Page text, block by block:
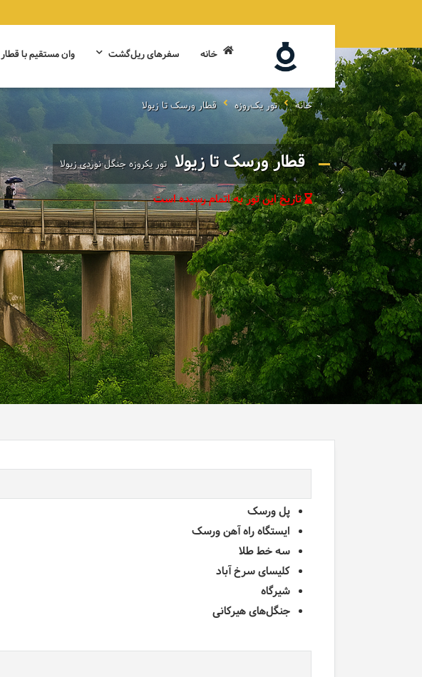
خانه سفرهای ریل‌گشت وان مستقیم با قطار
خانه تور یک‌روزه قطار ورسک تا زیولا
قطار ورسک تا زیولا تور یکروزه جنگل نوردی زیولا
تاریخ این تور به اتمام رسیده است
پل ورسک
ایستگاه راه آهن ورسک
سه خط طلا
کلیسای سرخ آباد
شیرگاه
جنگل‌های هیرکانی